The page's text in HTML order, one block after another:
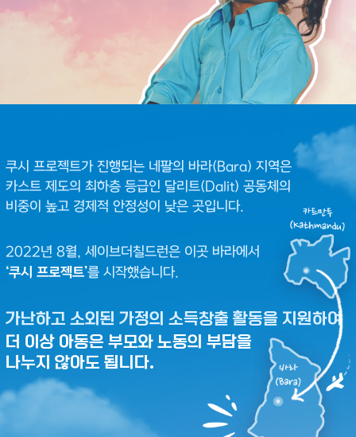
쿠시 프로젝트가 진행되는 네팔의 바라(Bara) 지역은
카스트 제도의 최하층 등급인 달리트(Dalit) 공동체의
비중이 높고 경제적 안정성이 낮은 곳입니다.
2022년 8월, 세이브더칠드런은 이곳 바라에서
‘쿠시 프로젝트’를 시작했습니다.
가난하고 소외된 가정의 소득창출 활동을 지원하여
더 이상 아동은 부모와 노동의 부담을
나누지 않아도 됩니다.